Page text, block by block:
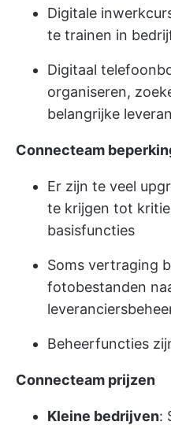
Digitale
te trainen in
Digitaal
organiseren,
belangrijke
Connecteam
Er zijn te veel
te krijgen tot
basisfuncties
Soms vertraging
fotobestanden
Beheerfuncties
Connecteam prijzen
Kleine bedrijven: